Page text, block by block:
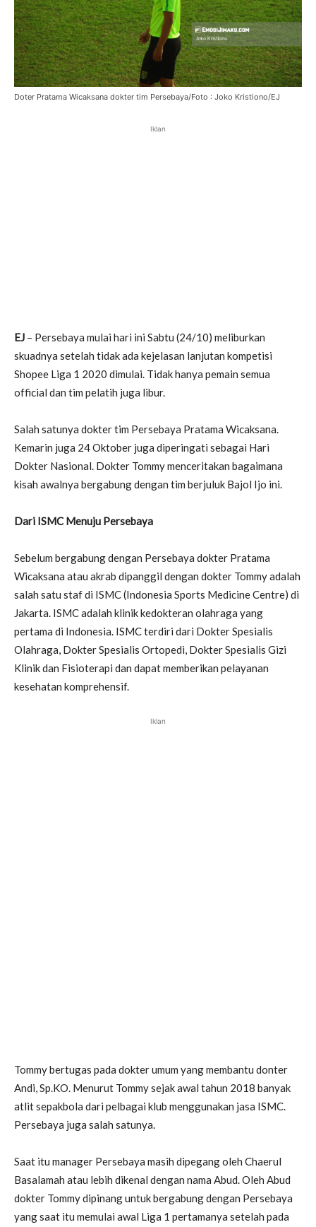
Doter Pratama Wicaksana dokter tim Persebaya/Foto : Joko Kristiono/EJ
Iklan
EJ – Persebaya mulai hari ini Sabtu (24/10) meliburkan
skuadnya setelah tidak ada kejelasan lanjutan kompetisi
Shopee Liga 1 2020 dimulai. Tidak hanya pemain semua
official dan tim pelatih juga libur.
Salah satunya dokter tim Persebaya Pratama Wicaksana.
Kemarin juga 24 Oktober juga diperingati sebagai Hari
Dokter Nasional. Dokter Tommy menceritakan bagaimana
kisah awalnya bergabung dengan tim berjuluk Bajol Ijo ini.
Dari ISMC Menuju Persebaya
Sebelum bergabung dengan Persebaya dokter Pratama
Wicaksana atau akrab dipanggil dengan dokter Tommy adalah
salah satu staf di ISMC (Indonesia Sports Medicine Centre) di
Jakarta. ISMC adalah klinik kedokteran olahraga yang
pertama di Indonesia. ISMC terdiri dari Dokter Spesialis
Olahraga, Dokter Spesialis Ortopedi, Dokter Spesialis Gizi
Klinik dan Fisioterapi dan dapat memberikan pelayanan
kesehatan komprehensif.
Iklan
Tommy bertugas pada dokter umum yang membantu donter
Andi, Sp.KO. Menurut Tommy sejak awal tahun 2018 banyak
atlit sepakbola dari pelbagai klub menggunakan jasa ISMC.
Persebaya juga salah satunya.
Saat itu manager Persebaya masih dipegang oleh Chaerul
Basalamah atau lebih dikenal dengan nama Abud. Oleh Abud
dokter Tommy dipinang untuk bergabung dengan Persebaya
yang saat itu memulai awal Liga 1 pertamanya setelah pada